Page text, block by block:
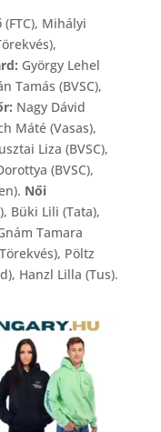
(FTC), Mihályi
György Lehel
Tamás (BVSC),
Nagy Dávid
Máté (Vasas),
Liza (BVSC),
(BVSC),
Női
Büki Lili (Tata),
Tamara
Pöltz
Hanzl Lilla (Tus).